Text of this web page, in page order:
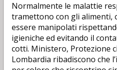
Normalmente le malattie
tramettono con gli alimenti,
essere manipolati
igieniche ed evitando il
cotti. Ministero, Protezione
Lombardia ribadiscono che